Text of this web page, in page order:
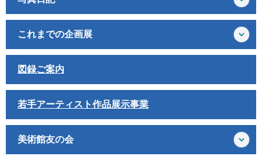
これまでの企画展
図録ご案内
若手アーティスト作品展示事業
美術館友の会